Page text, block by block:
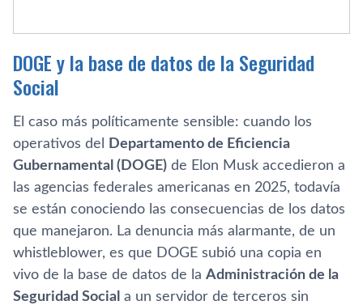
DOGE y la base de datos de la Seguridad
Social
El caso más políticamente sensible: cuando los
operativos del
Departamento de Eficiencia
Gubernamental (DOGE) de Elon Musk accedieron a
las agencias federales americanas en 2025, todavía
se están conociendo las consecuencias de los datos
que manejaron. La denuncia más alarmante, de un
whistleblower, es que DOGE subió una copia en
vivo de la base de datos de la Administración de la
Seguridad Social a un servidor de terceros sin